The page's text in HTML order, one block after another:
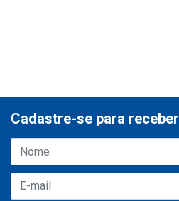
Cadastre-se para